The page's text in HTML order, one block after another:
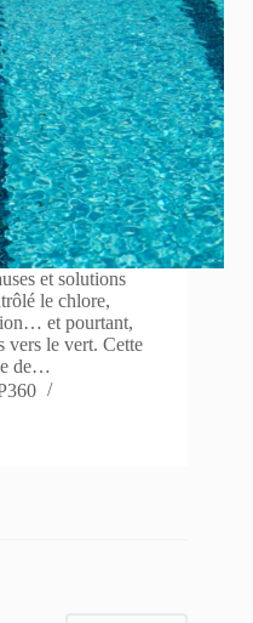
et solutions
le chlore,
et pourtant,
vers le vert. Cette
de…